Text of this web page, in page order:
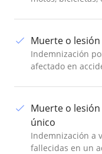
Muerte o
Indemnización
afectado en
Muerte o
único
Indemnización a
fallecidas en un